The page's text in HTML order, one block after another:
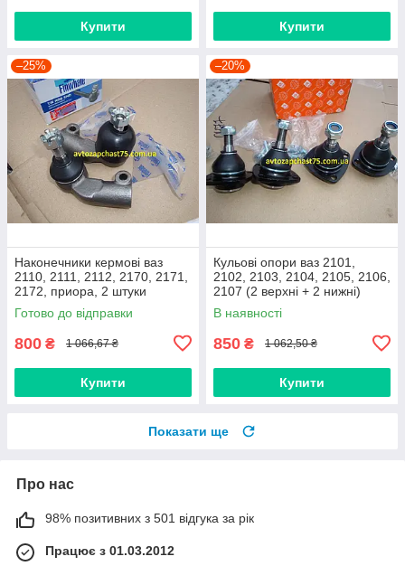
Купити Купити
–25%
Наконечники кермові ваз
2110, 2111, 2112, 2170, 2171,
2172, приора, 2 штуки
(виробник Finwhale,
Німеччина)
Готово до відправки
800 ₴ 1 066,67 ₴
Купити
–20%
Кульові опори ваз 2101,
2102, 2103, 2104, 2105, 2106,
2107 (2 верхні + 2 нижні)
Дорожня карта, Харків
В наявності
850 ₴ 1 062,50 ₴
Купити
Показати ще
Про нас
98% позитивних з 501 відгука за рік
Працює з 01.03.2012